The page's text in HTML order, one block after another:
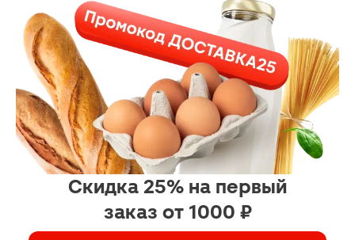
Скидка 25% на первый
заказ от 1000 ₽